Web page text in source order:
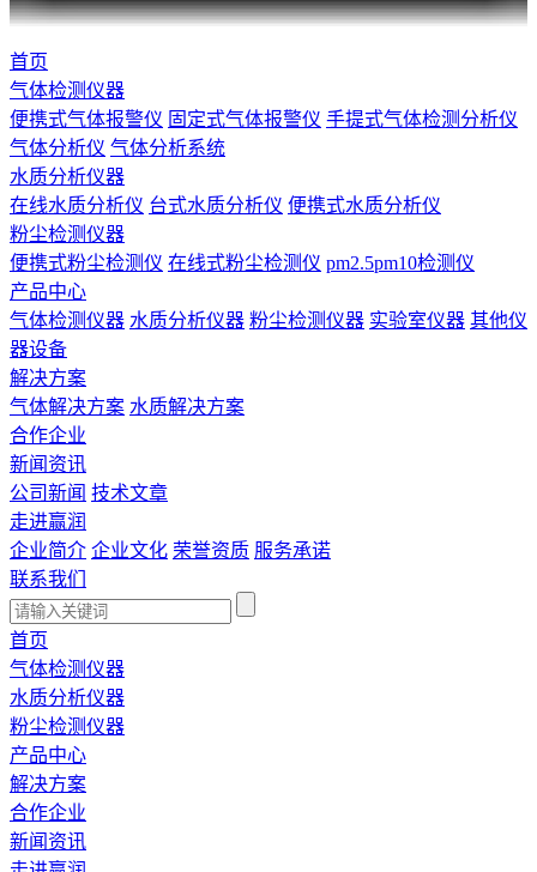
首页
气体检测仪器
便携式气体报警仪 固定式气体报警仪 手提式气体检测分析仪
气体分析仪 气体分析系统
水质分析仪器
在线水质分析仪 台式水质分析仪 便携式水质分析仪
粉尘检测仪器
便携式粉尘检测仪 在线式粉尘检测仪 pm2.5pm10检测仪
产品中心
气体检测仪器 水质分析仪器 粉尘检测仪器 实验室仪器 其他仪
器设备
解决方案
气体解决方案 水质解决方案
合作企业
新闻资讯
公司新闻 技术文章
走进赢润
企业简介 企业文化 荣誉资质 服务承诺
联系我们
首页
气体检测仪器
水质分析仪器
粉尘检测仪器
产品中心
解决方案
合作企业
新闻资讯